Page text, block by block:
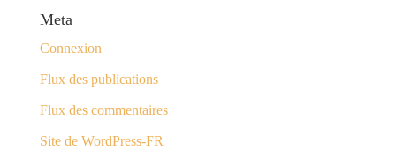
Meta
Connexion
Flux des publications
Flux des commentaires
Site de WordPress-FR